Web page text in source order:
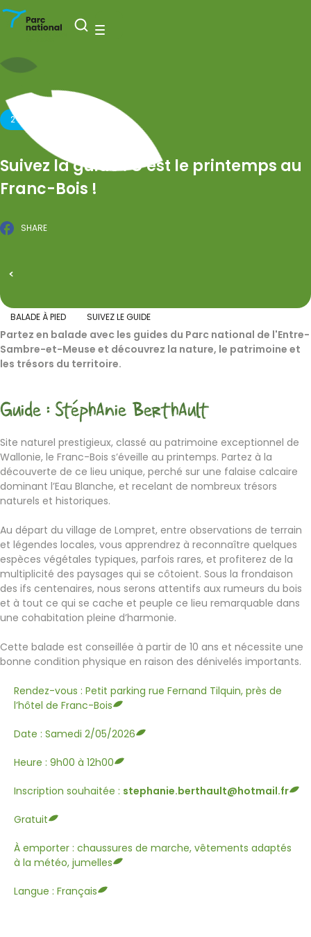
Nationaal Park Entre-Sambre-et-Meuse
Open zoeken
2 MEI 2026
Suivez la guide : C’est le printemps au
Franc-Bois !
SHARE
Facebook
Alle evenementen
BALADE À PIED SUIVEZ LE GUIDE
Partez en balade avec les guides du Parc national de l'Entre-
Sambre-et-Meuse et découvrez la nature, le patrimoine et
les trésors du territoire.
Guide : Stéphanie Berthault
Site naturel prestigieux, classé au patrimoine exceptionnel de
Wallonie, le Franc-Bois s’éveille au printemps. Partez à la
découverte de ce lieu unique, perché sur une falaise calcaire
dominant l’Eau Blanche, et recelant de nombreux trésors
naturels et historiques.
Au départ du village de Lompret, entre observations de terrain
et légendes locales, vous apprendrez à reconnaître quelques
espèces végétales typiques, parfois rares, et profiterez de la
multiplicité des paysages qui se côtoient. Sous la frondaison
des ifs centenaires, nous serons attentifs aux rumeurs du bois
et à tout ce qui se cache et peuple ce lieu remarquable dans
une cohabitation pleine d’harmonie.
Cette balade est conseillée à partir de 10 ans et nécessite une
bonne condition physique en raison des dénivelés importants.
Rendez-vous : Petit parking rue Fernand Tilquin, près de
l’hôtel de Franc-Bois
Date : Samedi 2/05/2026
Heure : 9h00 à 12h00
Inscription souhaitée : stephanie.berthault@hotmail.fr
Gratuit
À emporter : chaussures de marche, vêtements adaptés
à la météo, jumelles
Langue : Français